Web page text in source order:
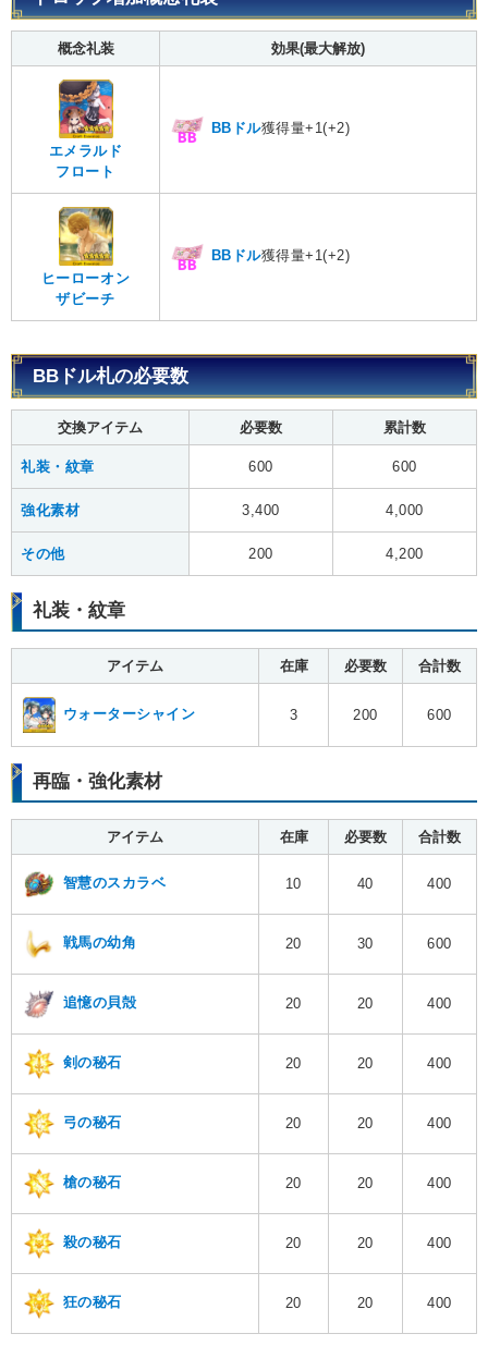
概念礼装 効果(最大解放)
エメラルド
フロート
BBドル獲得量+1(+2)
ヒーローオン
ザビーチ
BBドル獲得量+1(+2)
BBドル札の必要数
交換アイテム 必要数 累計数
礼装・紋章 600 600
強化素材 3,400 4,000
その他 200 4,200
礼装・紋章
アイテム 在庫 必要数 合計数
ウォーターシャイン 3 200 600
再臨・強化素材
アイテム 在庫 必要数 合計数
智慧のスカラベ 10 40 400
戦馬の幼角 20 30 600
追憶の貝殻 20 20 400
剣の秘石 20 20 400
弓の秘石 20 20 400
槍の秘石 20 20 400
殺の秘石 20 20 400
狂の秘石 20 20 400